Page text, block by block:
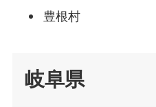
豊根村
岐阜県